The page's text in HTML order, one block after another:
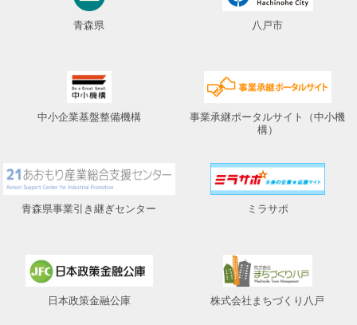
青森県 八戸市
中小企業基盤整備機構
事業承継ポータルサイト（中小機
構）
青森県事業引き継ぎセンター ミラサポ
日本政策金融公庫 株式会社まちづくり八戸